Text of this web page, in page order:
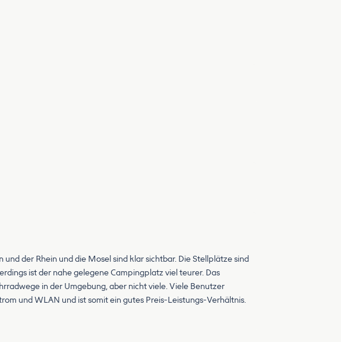
der Rhein und die Mosel sind klar sichtbar. Die Stellplätze sind
ist der nahe gelegene Campingplatz viel teurer. Das
in der Umgebung, aber nicht viele. Viele Benutzer
und WLAN und ist somit ein gutes Preis-Leistungs-Verhältnis.